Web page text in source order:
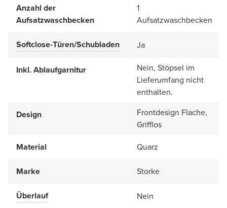
Anzahl der
Aufsatzwaschbecken
1
Aufsatzwaschbecken
Softclose-Türen/Schubladen Ja
Inkl. Ablaufgarnitur
Nein, Stöpsel im
Lieferumfang nicht
enthalten.
Design
Frontdesign Flache,
Grifflos
Material
Quarz
Marke Storke
Überlauf Nein